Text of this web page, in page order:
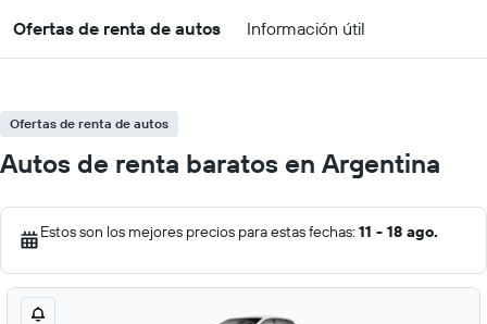
Ofertas de renta de autos Información útil
Ofertas de renta de autos
Autos de renta baratos en Argentina
Estos son los mejores precios para estas fechas: 11 - 18 ago.